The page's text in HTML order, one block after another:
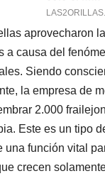
aprovecharon
a causa del
Siendo
la empresa de
2.000
Este es un tipo
una función vital
crecen